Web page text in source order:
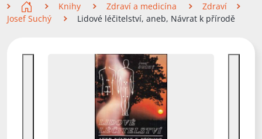
Knihy Zdraví a medicína
Zdraví
Josef Suchý
Lidové léčitelství, aneb, Návrat k přírodě